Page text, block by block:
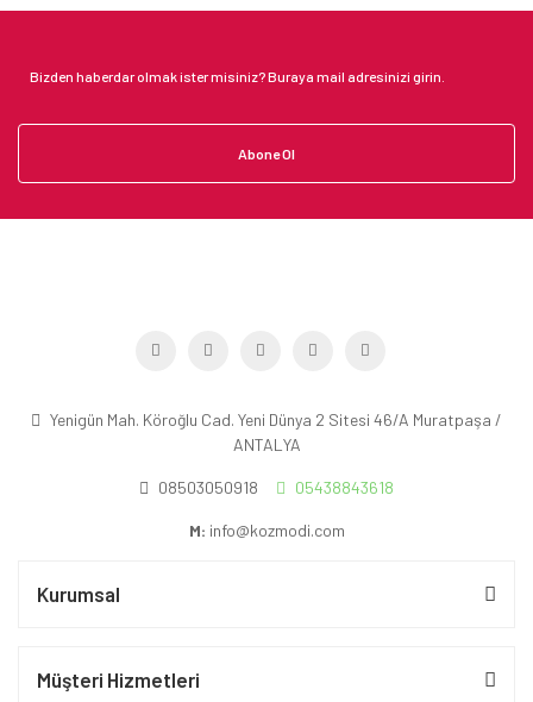
Abone Ol
Yenigün Mah. Köroğlu Cad. Yeni Dünya 2 Sitesi 46/A Muratpaşa /
ANTALYA
08503050918 05438843618
M: info@kozmodi.com
Kurumsal
Müşteri Hizmetleri